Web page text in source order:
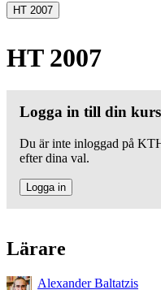
HT 2007
HT 2007
Logga in till din
Du är inte inloggad på
efter dina val.
Logga in
Lärare
Alexander Baltatzis